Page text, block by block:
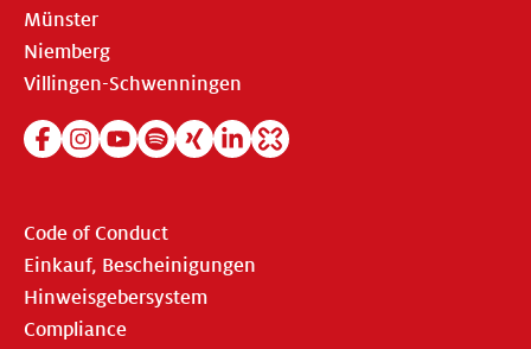
Münster
Niemberg
Villingen-Schwenningen
Code of Conduct
Einkauf, Bescheinigungen
Hinweisgebersystem
Compliance